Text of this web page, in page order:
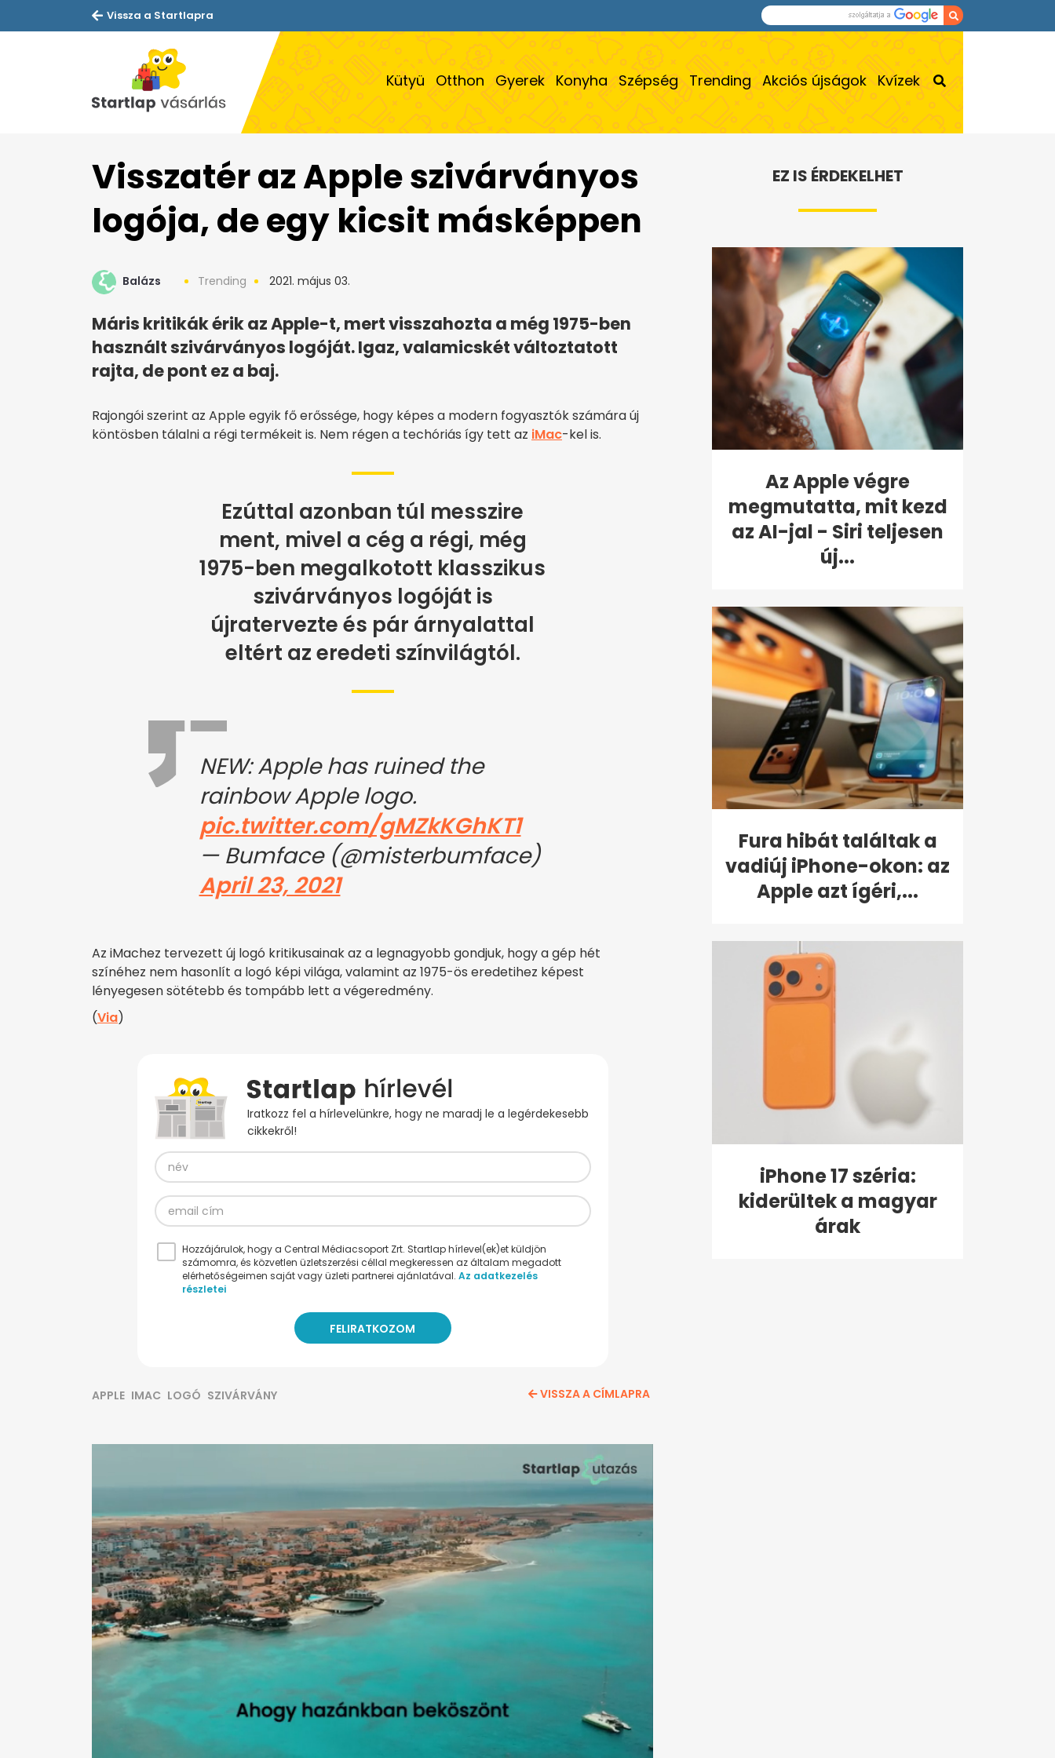
Vissza a Startlapra
Kütyü Otthon Gyerek Konyha Szépség Trending Akciós újságok Kvízek
Visszatér az Apple szivárványos
logója, de egy kicsit másképpen
Balázs Trending 2021. május 03.
Máris kritikák érik az Apple-t, mert visszahozta a még 1975-ben
használt szivárványos logóját. Igaz, valamicskét változtatott
rajta, de pont ez a baj.
Rajongói szerint az Apple egyik fő erőssége, hogy képes a modern fogyasztók számára új
köntösben tálalni a régi termékeit is. Nem régen a techóriás így tett az iMac-kel is.
Ezúttal azonban túl messzire
ment, mivel a cég a régi, még
1975-ben megalkotott klasszikus
szivárványos logóját is
újratervezte és pár árnyalattal
eltért az eredeti színvilágtól.
NEW: Apple has ruined the
rainbow Apple logo.
pic.twitter.com/gMZkKGhKT1
— Bumface (@misterbumface)
April 23, 2021
Az iMachez tervezett új logó kritikusainak az a legnagyobb gondjuk, hogy a gép hét
színéhez nem hasonlít a logó képi világa, valamint az 1975-ös eredetihez képest
lényegesen sötétebb és tompább lett a végeredmény.
(Via)
Iratkozz fel a hírlevelünkre, hogy ne maradj le a legérdekesebb
cikkekről!
Hozzájárulok, hogy a Central Médiacsoport Zrt. Startlap hírlevel(ek)et küldjön
számomra, és közvetlen üzletszerzési céllal megkeressen az általam megadott
elérhetőségeimen saját vagy üzleti partnerei ajánlatával. Az adatkezelés
részletei
APPLE IMAC LOGÓ SZIVÁRVÁNY VISSZA A CÍMLAPRA
EZ IS ÉRDEKELHET
Az Apple végre
megmutatta, mit kezd
az AI-jal - Siri teljesen
új...
Fura hibát találtak a
vadiúj iPhone-okon: az
Apple azt ígéri,...
iPhone 17 széria:
kiderültek a magyar
árak